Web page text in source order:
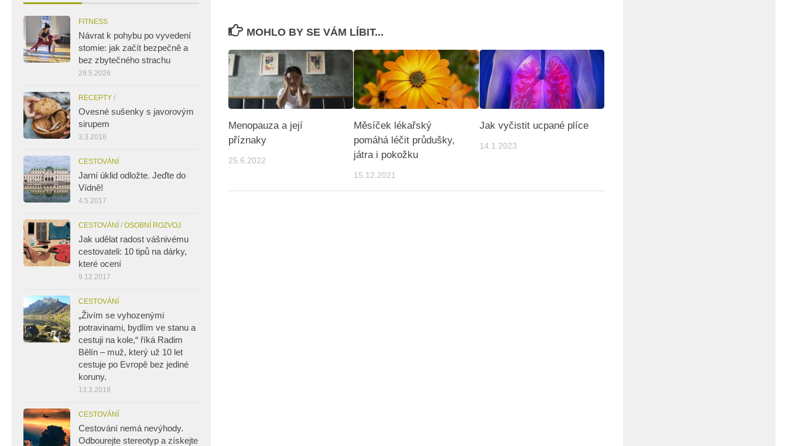
MOHLO BY SE VÁM LÍBIT...
Menopauza a její
příznaky
25.6.2022
Měsíček lékařský
pomáhá léčit průdušky,
játra i pokožku
15.12.2021
Jak vyčistit ucpané plíce
14.1.2023
FITNESS
Návrat k pohybu po vyvedení
stomie: jak začít bezpečně a
bez zbytečného strachu
29.5.2026
RECEPTY /
Ovesné sušenky s javorovým
sirupem
3.3.2016
CESTOVÁNÍ
Jarní úklid odložte. Jeďte do
Vídně!
4.5.2017
CESTOVÁNÍ / OSOBNÍ ROZVOJ
Jak udělat radost vášnivému
cestovateli: 10 tipů na dárky,
které ocení
9.12.2017
CESTOVÁNÍ
„Živím se vyhozenými
potravinami, bydlím ve stanu a
cestuji na kole,“ říká Radim
Bělín – muž, který už 10 let
cestuje po Evropě bez jediné
koruny.
13.3.2018
CESTOVÁNÍ
Cestování nemá nevýhody.
Odbourejte stereotyp a získejte